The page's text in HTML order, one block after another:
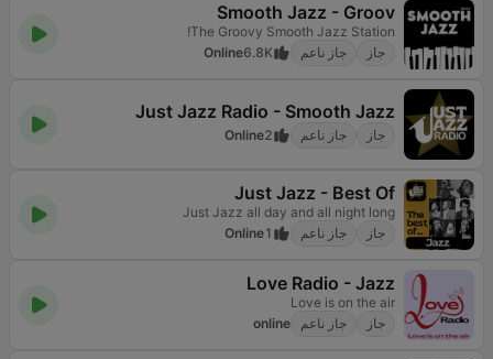
Smooth Jazz - Groov
The Groovy Smooth Jazz Station!
جاز
جاز ناعم 6.8K
Online
Just Jazz Radio - Smooth Jazz
جاز جاز ناعم 2
Online
Just Jazz - Best Of
Just Jazz all day and all night long
جاز
جاز ناعم 1
Online
Love Radio - Jazz
Love is on the air
جاز
جاز ناعم online